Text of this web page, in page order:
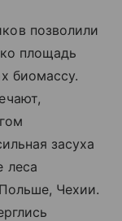
позволили
площадь
биомассу.
засуха
леса
Чехии.